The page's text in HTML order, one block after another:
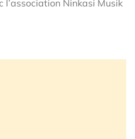
l’association Ninkasi Musik